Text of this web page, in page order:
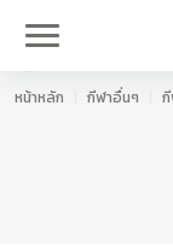
หน้าหลัก กีฬาอื่นๆ